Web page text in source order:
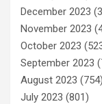
December 2023
November 2023
October 2023
September 2023
August 2023 (754)
July 2023 (801)